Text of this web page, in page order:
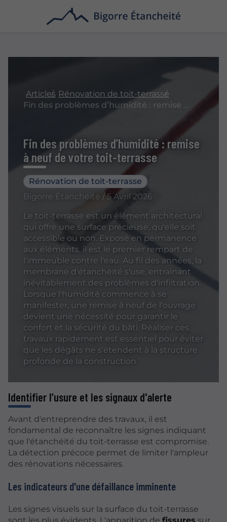
Articles Rénovation de toit-terrasse
Fin des problèmes d’humidité : remise à neuf de votre toit-terrasse
Fin des problèmes d’humidité : remise
à neuf de votre toit-terrasse
Rénovation de toit-terrasse
Bigorre Étanchéité / 5 Avril 2026
Le toit-terrasse est un élément architectural
qui offre une surface précieuse, qu'elle soit
accessible ou non. Exposé en permanence
aux éléments, il est le premier rempart de
l'immeuble contre l'eau. Au fil des années, la
membrane d'étanchéité s'use, entraînant
inévitablement des problèmes d'infiltration.
Lorsque l'humidité commence à se
manifester, une remise à neuf de l'ouvrage
devient une nécessité pour garantir le
confort et la sécurité du bâti. Réaliser ces
travaux rapidement est essentiel pour éviter
que les dégâts ne s'étendent à la structure
profonde de la construction.
Identifier l’usure et les signaux d'alerte
Avant d'entreprendre des travaux, il est
fondamental de reconnaître les signes indiquant
que l'étanchéité du toit-terrasse est compromise.
La détection précoce permet de limiter l'ampleur
des rénovations nécessaires.
Les indicateurs d'une défaillance imminente
Les signes visuels sur la surface du toit-terrasse
sont les plus évidents. L'apparition de fissures sur